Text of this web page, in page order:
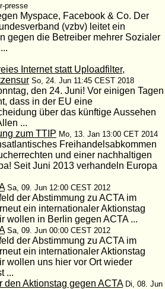
presse
Myspace, Facebook & Co. Der
(vzbv) leitet ein
gegen die Betreiber mehrer Sozialer
Internet statt Uploadfilter,
So, 24. Jun 11:45 CEST 2018
den 24. Juni! Vor einigen Tagen
dass in der EU eine
über das künftige Aussehen
...
zum TTIP Mo, 13. Jan 13:00 CET 2014
Freihandelsabkommen
und einer nachhaltigen
Seit Juni 2013 verhandeln Europa
Sa, 09. Jun 12:00 CEST 2012
der Abstimmung zu ACTA im
ein internationaler Aktionstag
wollen in Berlin gegen ACTA ...
Sa, 09. Jun 00:00 CEST 2012
der Abstimmung zu ACTA im
ein internationaler Aktionstag
wollen uns hier vor Ort wieder
...
den Aktionstag gegen ACTA Di, 08. Jun